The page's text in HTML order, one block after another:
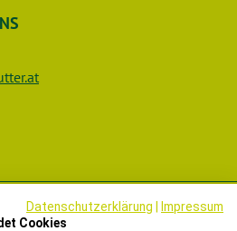
Datenschutzerklärung
Impressum
Cookies